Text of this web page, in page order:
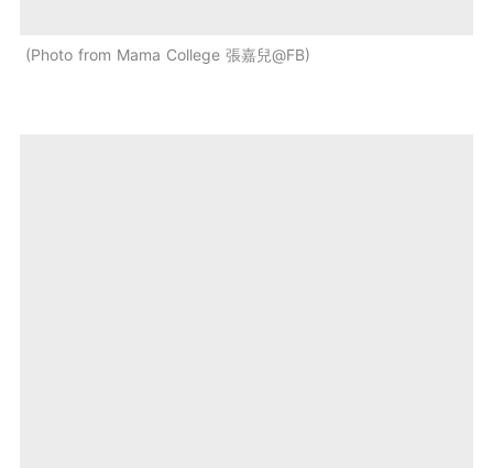
Photo from Mama College 張嘉兒@FB